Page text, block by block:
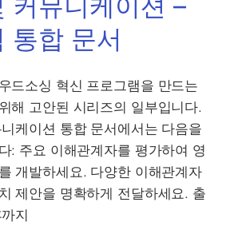
통합 문서
드소싱 혁신 프로그램을 만드는
해 고안된 시리즈의 일부입니다.
케이션 통합 문서에서는 다음을
: 주요 이해관계자를 평가하여 영
개발하세요. 다양한 이해관계자
제안을 명확하게 전달하세요. 출
지